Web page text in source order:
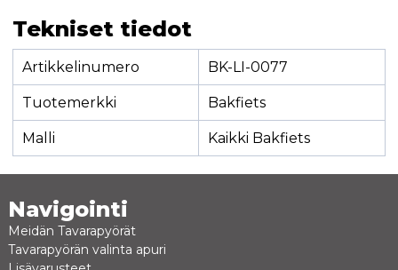
Tekniset tiedot
Artikkelinumero BK-LI-0077
Tuotemerkki Bakfiets
Malli Kaikki Bakfiets
Navigointi
Meidän Tavarapyörät
Tavarapyörän valinta apuri